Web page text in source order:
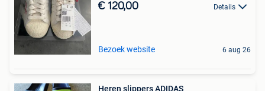
€ 120,00 Details
Bezoek website 6 aug 26
Heren slippers ADIDAS